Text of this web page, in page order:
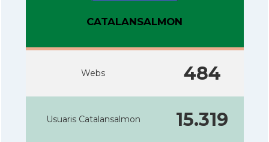
CATALANSALMON
Webs 484
Usuaris Catalansalmon 15.319